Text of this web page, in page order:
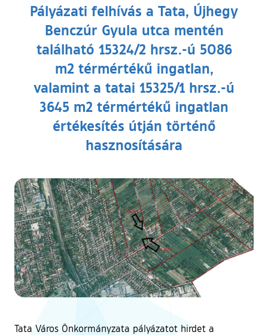
Pályázati felhívás a Tata, Újhegy
Benczúr Gyula utca mentén
található 15324/2 hrsz.-ú 5086
m2 térmértékű ingatlan,
valamint a tatai 15325/1 hrsz.-ú
3645 m2 térmértékű ingatlan
értékesítés útján történő
hasznosítására
Tata Város Önkormányzata pályázatot hirdet a